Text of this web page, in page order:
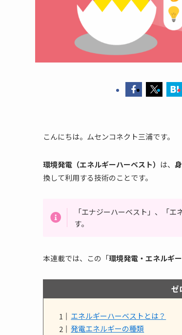
こんにちは。ムセンコネクト三浦です。
環境発電（エネルギーハーベスト） は、
換して利用する技術のことです。
「エナジーハーベスト」、「
す。
本連載では、この「環境発電・エネルギー
ゼ
エネルギーハーベストとは？
発電エネルギーの種類